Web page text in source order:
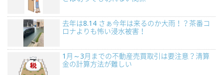
去年は8.14 さぁ今年は来るのか大雨！？茶番コ
ロナよりも怖い浸水被害！
1月～3月までの不動産売買取引は要注意？清算
金の計算方法が難しい